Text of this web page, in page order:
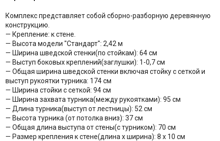
Комплекс представляет собой сборно-разборную деревянную
конструкцию.
— Крепление: к стене.
— Высота модели "Стандарт": 2,42 м
— Ширина шведской стенки(по стойкам): 64 см
— Выступ боковых креплений(заглушки): 1-0,7 cм
— Общая ширина шведской стенки включая стойку с сеткой и
выступ рукоятки турника: 174 см
— Ширина cтойки с сеткой: 94 см
— Ширина захвата турника(между рукоятками): 95 см
— Длина турника(выступ от лестницы): 52 см
— Высота турника (от потолка вниз): 37 см
— Общая длина выступа от стены(с турником): 70 см
— Размер крепления к стене(длина х ширина): 8 х 10 см